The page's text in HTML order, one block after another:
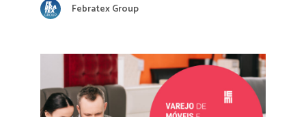
Febratex Group